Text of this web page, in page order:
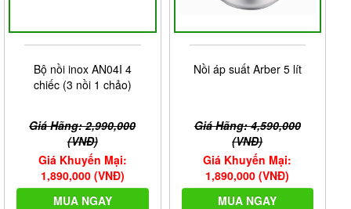
Bộ nồi inox AN04I 4
chiếc (3 nồi 1 chảo)
Giá Hãng: 2,990,000
(VNĐ)
Giá Khuyến Mại:
1,890,000 (VNĐ)
MUA NGAY
Nồi áp suất Arber 5 lít
Giá Hãng: 4,590,000
(VNĐ)
Giá Khuyến Mại:
1,890,000 (VNĐ)
MUA NGAY